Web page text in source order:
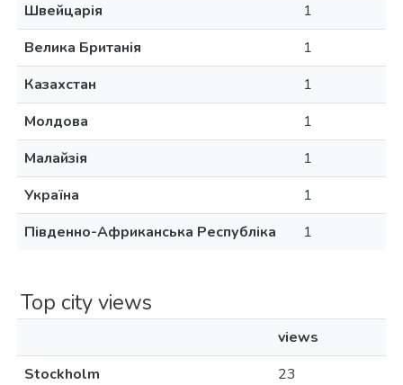
Швейцарія
1
Велика Британія
1
Казахстан
1
Молдова
1
Малайзія
1
Україна
1
Південно-Африканська Республіка
1
Top city views
views
Stockholm
23